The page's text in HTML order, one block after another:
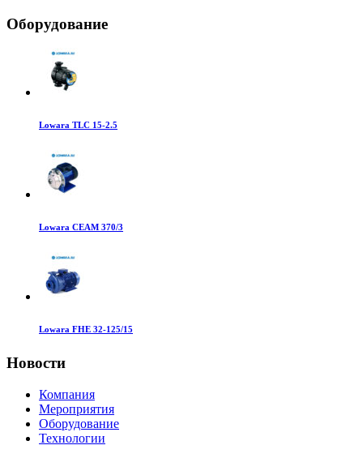
Оборудование
Lowara TLC 15-2.5
Lowara CEAM 370/3
Lowara FHE 32-125/15
Новости
Компания
Мероприятия
Оборудование
Технологии